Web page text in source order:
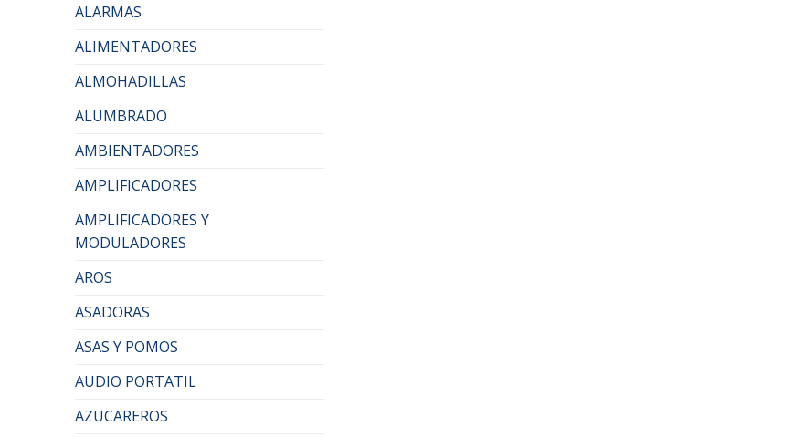
ALARMAS
ALIMENTADORES
ALMOHADILLAS
ALUMBRADO
AMBIENTADORES
AMPLIFICADORES
AMPLIFICADORES Y
MODULADORES
AROS
ASADORAS
ASAS Y POMOS
AUDIO PORTATIL
AZUCAREROS